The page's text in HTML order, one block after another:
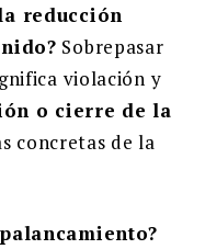
reducción
Sobrepasar
violación y
o cierre de la
concretas de la